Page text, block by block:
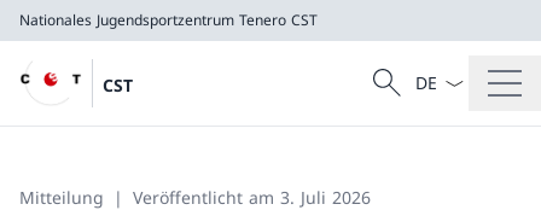
Nationales Jugendsportzentrum Tenero CST
CST
CST
Suche
Suche
Sprach
Mitteilung Veröffentlicht am 3. Juli 2026